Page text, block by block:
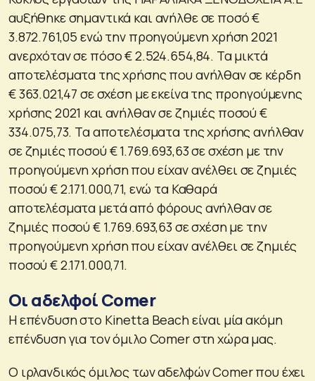
αυξήθηκε σημαντικά και ανήλθε σε ποσό €
3.872.761,05 ενώ την προηγούμενη χρήση 2021
ανερχόταν σε πόσο € 2.524.654,84. Τα μικτά
αποτελέσματα της χρήσης που ανήλθαν σε κέρδη
€ 363.021,47 σε σχέση με εκείνα της προηγούμενης
χρήσης 2021 και ανήλθαν σε ζημιές ποσού €
334.075,73. Τα αποτελέσματα της χρήσης ανήλθαν
σε ζημιές ποσού € 1.769.693,63 σε σχέση με την
προηγούμενη χρήση που είχαν ανέλθει σε ζημιές
ποσού € 2.171.000,71, ενώ τα Καθαρά
αποτελέσματα μετά από φόρους ανήλθαν σε
ζημιές ποσού € 1.769.693,63 σε σχέση με την
προηγούμενη χρήση που είχαν ανέλθει σε ζημιές
ποσού € 2.171.000,71.
Οι αδελφοί Comer
H επένδυση στο Kinetta Beach είναι μία ακόμη
επένδυση για τον όμιλο Comer στη χώρα μας.
Ο ιρλανδικός όμιλος των αδελφών Comer που έχει